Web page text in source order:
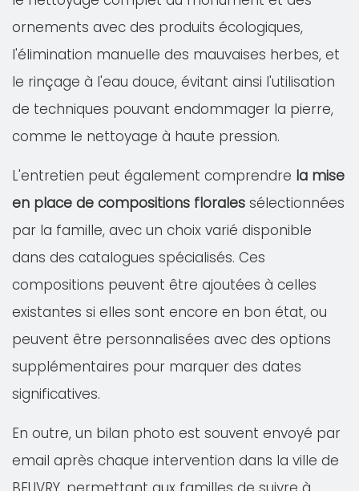
ornements avec des produits écologiques,
l'élimination manuelle des mauvaises herbes, et
le rinçage à l'eau douce, évitant ainsi l'utilisation
de techniques pouvant endommager la pierre,
comme le nettoyage à haute pression.
L'entretien peut également comprendre la mise
en place de compositions florales sélectionnées
par la famille, avec un choix varié disponible
dans des catalogues spécialisés. Ces
compositions peuvent être ajoutées à celles
existantes si elles sont encore en bon état, ou
peuvent être personnalisées avec des options
supplémentaires pour marquer des dates
significatives.
En outre, un bilan photo est souvent envoyé par
email après chaque intervention dans la ville de